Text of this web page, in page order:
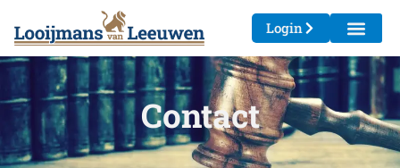
Login
Contact